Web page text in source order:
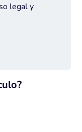
legaly